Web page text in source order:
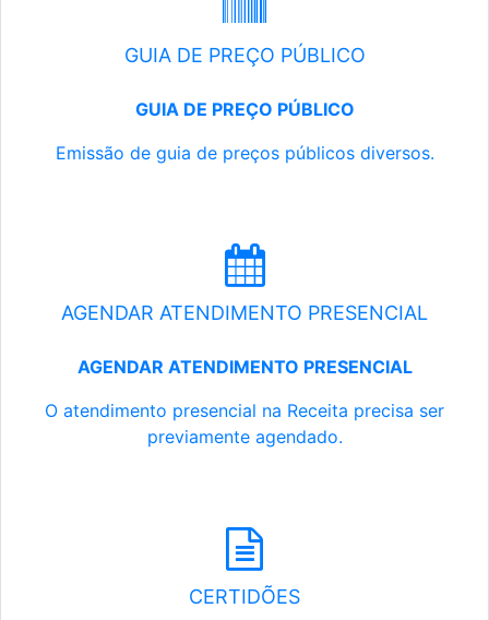
GUIA DE PREÇO PÚBLICO
GUIA DE PREÇO PÚBLICO
Emissão de guia de preços públicos diversos.
AGENDAR ATENDIMENTO PRESENCIAL
AGENDAR ATENDIMENTO PRESENCIAL
O atendimento presencial na Receita precisa ser
previamente agendado.
CERTIDÕES